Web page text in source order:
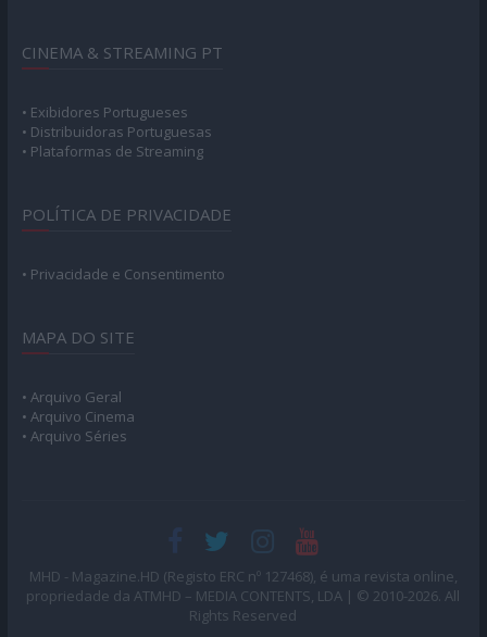
CINEMA & STREAMING PT
• Exibidores Portugueses
• Distribuidoras Portuguesas
• Plataformas de Streaming
POLÍTICA DE PRIVACIDADE
• Privacidade e Consentimento
MAPA DO SITE
• Arquivo Geral
• Arquivo Cinema
• Arquivo Séries
MHD - Magazine.HD (Registo ERC nº 127468), é uma revista online,
propriedade da ATMHD – MEDIA CONTENTS, LDA | © 2010-2026. All
Rights Reserved